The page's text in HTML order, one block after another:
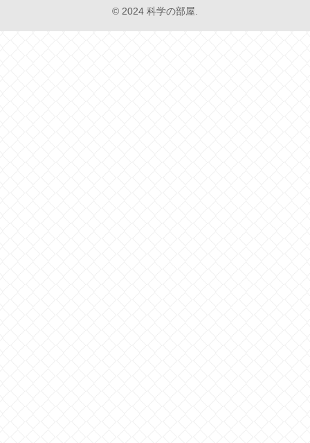
© 2024 科学の部屋.